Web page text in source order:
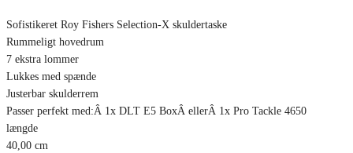
Sofistikeret Roy Fishers Selection-X skuldertaske
Rummeligt hovedrum
7 ekstra lommer
Lukkes med spænde
Justerbar skulderrem
Passer perfekt med:Â 1x DLT E5 BoxÂ ellerÂ 1x Pro Tackle 4650
længde
40,00 cm